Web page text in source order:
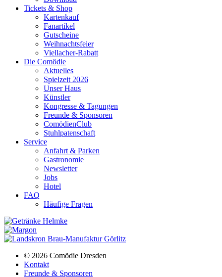
Tickets & Shop
Kartenkauf
Fanartikel
Gutscheine
Weihnachtsfeier
Viellacher-Rabatt
Die Comödie
Aktuelles
Spielzeit 2026
Unser Haus
Künstler
Kongresse & Tagungen
Freunde & Sponsoren
ComödienClub
Stuhlpatenschaft
Service
Anfahrt & Parken
Gastronomie
Newsletter
Jobs
Hotel
FAQ
Häufige Fragen
© 2026 Comödie Dresden
Kontakt
Freunde & Sponsoren